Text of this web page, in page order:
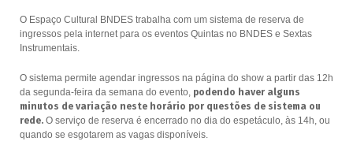
O Espaço Cultural BNDES trabalha com um sistema de reserva de
ingressos pela internet para os eventos Quintas no BNDES e Sextas
Instrumentais.
O sistema permite agendar ingressos na página do show a partir das 12h
da segunda-feira da semana do evento, podendo haver alguns
minutos de variação neste horário por questões de sistema ou
rede.O serviço de reserva é encerrado no dia do espetáculo, às 14h, ou
quando se esgotarem as vagas disponíveis.